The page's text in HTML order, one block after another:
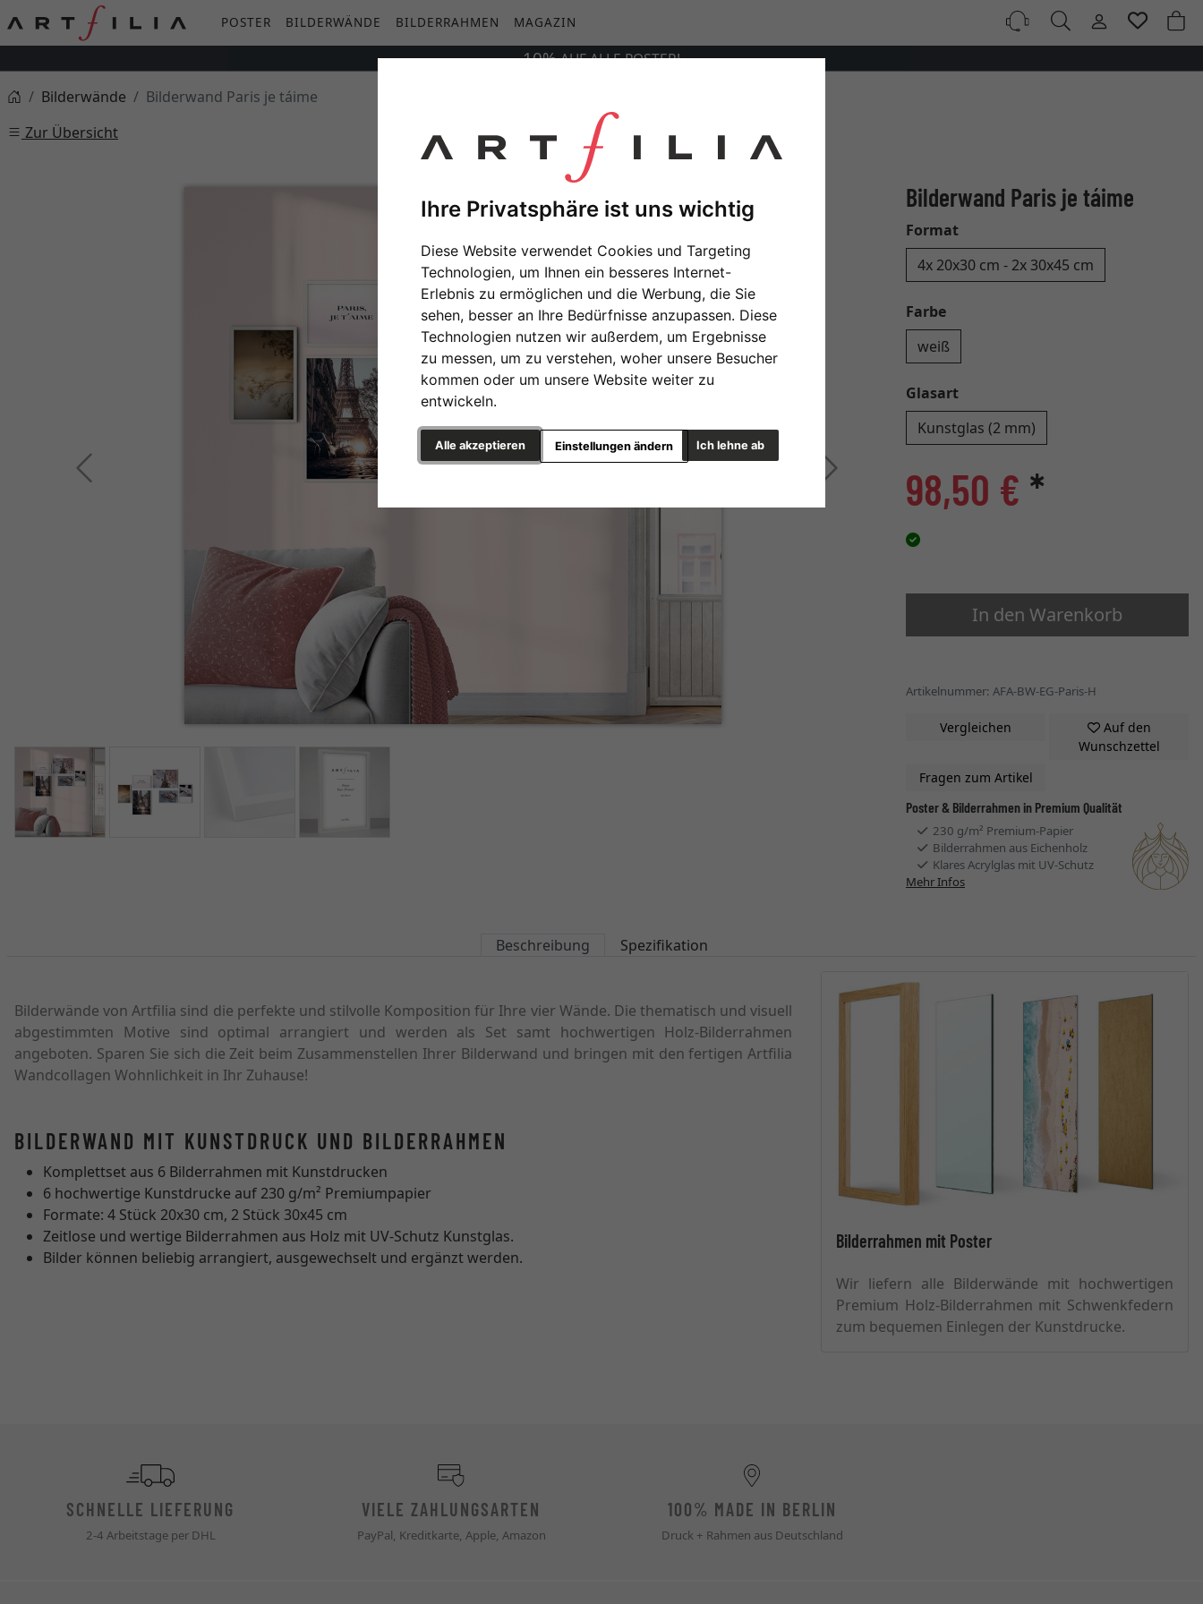
Ihre Privatsphäre ist uns wichtig
Diese Website verwendet Cookies und Targeting
Technologien, um Ihnen ein besseres Internet-
Erlebnis zu ermöglichen und die Werbung, die Sie
sehen, besser an Ihre Bedürfnisse anzupassen. Diese
Technologien nutzen wir außerdem, um Ergebnisse
zu messen, um zu verstehen, woher unsere Besucher
kommen oder um unsere Website weiter zu
entwickeln.
Alle akzeptieren Ich lehne ab
Einstellungen ändern
POSTER BILDERWÄNDE BILDERRAHMEN MAGAZIN
10%AUFALLEPOSTER!
Bilderwände
Bilderwand Paris je táime
Zur Übersicht
Zurück Weiter
Bilderwand Paris je táime
Format
4x 20x30 cm - 2x 30x45 cm
Farbe
weiß
Glasart
Kunstglas (2 mm)
98,50 € *
In den Warenkorb
Artikelnummer: AFA-BW-EG-Paris-H
Vergleichen
Auf den
Wunschzettel
Fragen zum Artikel
Poster & Bilderrahmen in Premium Qualität
230 g/m² Premium-Papier
Bilderrahmen aus Eichenholz
Klares Acrylglas mit UV-Schutz
Mehr Infos
Beschreibung Spezifikation
Bilderwände von Artfilia sind die perfekte und stilvolle Komposition für Ihre vier Wände. Die thematisch und visuell
abgestimmten Motive sind optimal arrangiert und werden als Set samt hochwertigen Holz-Bilderrahmen
angeboten. Sparen Sie sich die Zeit beim Zusammenstellen Ihrer Bilderwand und bringen mit den fertigen Artfilia
Wandcollagen Wohnlichkeit in Ihr Zuhause!
BILDERWAND MIT KUNSTDRUCK UND BILDERRAHMEN
Komplettset aus 6 Bilderrahmen mit Kunstdrucken
6 hochwertige Kunstdrucke auf 230 g/m² Premiumpapier
Formate: 4 Stück 20x30 cm, 2 Stück 30x45 cm
Zeitlose und wertige Bilderrahmen aus Holz mit UV-Schutz Kunstglas.
Bilder können beliebig arrangiert, ausgewechselt und ergänzt werden.
Bilderrahmen mit Poster
Wir liefern alle Bilderwände mit hochwertigen
Premium Holz-Bilderrahmen mit Schwenkfedern
zum bequemen Einlegen der Kunstdrucke.
SCHNELLE LIEFERUNG
2-4 Arbeitstage per DHL
VIELE ZAHLUNGSARTEN
PayPal, Kreditkarte, Apple, Amazon
100% MADE IN BERLIN
Druck + Rahmen aus Deutschland